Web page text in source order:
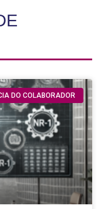
DO COLABORADOR